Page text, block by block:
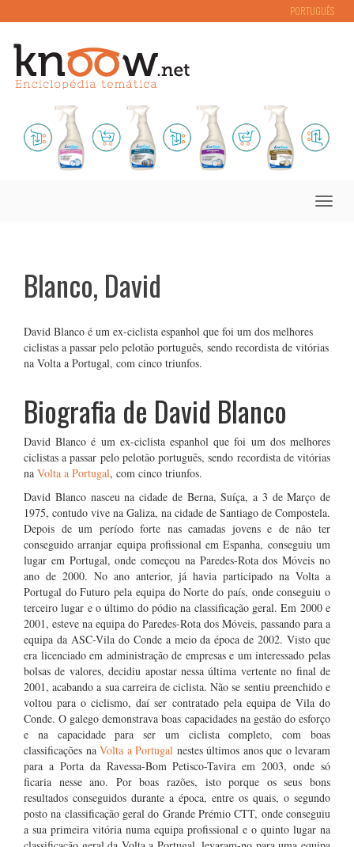
PORTUGUÊS
Toggle
Blanco, David
David Blanco é um ex-ciclista espanhol que foi um dos melhores
ciclistas a passar pelo pelotão português, sendo recordista de vitórias
na Volta a Portugal, com cinco triunfos.
Biografia de David Blanco
David Blanco é um ex-ciclista espanhol que foi um dos melhores
ciclistas a passar pelo pelotão português, sendo recordista de vitórias
na Volta a Portugal, com cinco triunfos.
David Blanco nasceu na cidade de Berna, Suíça, a 3 de Março de
1975, contudo vive na Galiza, na cidade de Santiago de Compostela.
Depois de um período forte nas camadas jovens e de não ter
conseguido arranjar equipa profissional em Espanha, conseguiu um
lugar em Portugal, onde começou na Paredes-Rota dos Móveis no
ano de 2000. No ano anterior, já havia participado na Volta a
Portugal do Futuro pela equipa do Norte do país, onde conseguiu o
terceiro lugar e o último do pódio na classificação geral. Em 2000 e
2001, esteve na equipa do Paredes-Rota dos Móveis, passando para a
equipa da ASC-Vila do Conde a meio da época de 2002. Visto que
era licenciado em administração de empresas e um interessado pelas
bolsas de valores, decidiu apostar nessa última vertente no final de
2001, acabando a sua carreira de ciclista. Não se sentiu preenchido e
voltou para o ciclismo, daí ser contratado pela equipa de Vila do
Conde. O galego demonstrava boas capacidades na gestão do esforço
e na capacidade para ser um ciclista completo, com boas
classificações na Volta a Portugal nestes últimos anos que o levaram
para a Porta da Ravessa-Bom Petisco-Tavira em 2003, onde só
ficaria nesse ano. Por boas razões, isto porque os seus bons
resultados conseguidos durante a época, entre os quais, o segundo
posto na classificação geral do Grande Prémio CTT, onde conseguiu
a sua primeira vitória numa equipa profissional e o quinto lugar na